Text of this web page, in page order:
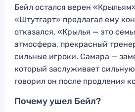
Бейл остался верен
«Штутгарт» предлагал ему
отказался. «Крылья — это
атмосфера, прекрасный
сильные игроки. Самара —
который заслуживает
говорил он после продления
Почему ушел Бейл?